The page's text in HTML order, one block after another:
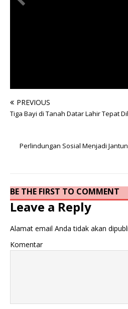
PREVIOUS
Tiga Bayi di Tanah Datar Lahir Tepat
Perlindungan Sosial Menjadi
BE THE FIRST TO COMMENT
Leave a Reply
Alamat email Anda tidak akan
Komentar